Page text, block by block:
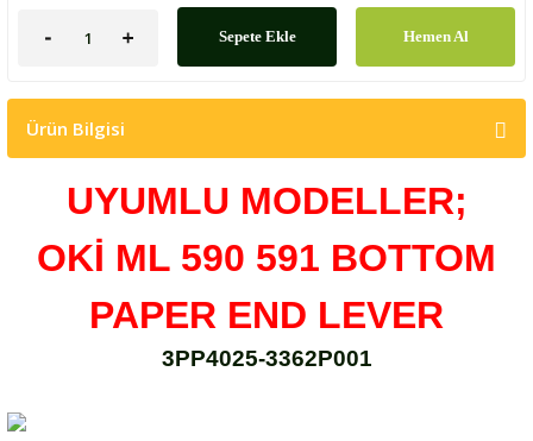
Sepete Ekle Hemen Al
Ürün Bilgisi
UYUMLU MODELLER;
OKİ ML 590 591 BOTTOM
PAPER END LEVER
3PP4025-3362P001